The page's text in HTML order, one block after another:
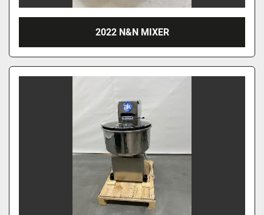
2022 N&N MIXER